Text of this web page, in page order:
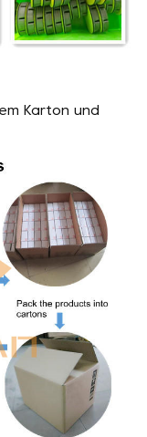
Karton und